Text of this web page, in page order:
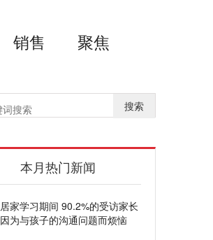
销售 聚焦
搜索
本月热门新闻
居家学习期间 90.2%的受访家长
因为与孩子的沟通问题而烦恼